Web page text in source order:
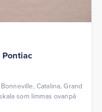
Catalina, Grand
som limmas ovanpå